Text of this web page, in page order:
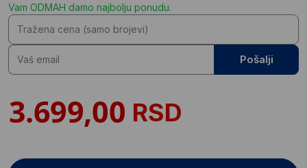
Vam ODMAH damo najbolju ponudu.
Pošalji
RSD